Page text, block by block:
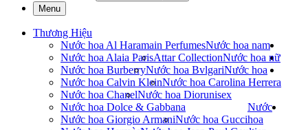
Menu
Thương Hiệu
Nước hoa Al Haramain Perfumes
Nước hoa Alaia ParisAttar Collection
Nước hoa BurberryNước hoa Bvlgari
Nước hoa Calvin KleinNước hoa Carolina Herrera
Nước hoa ChanelNước hoa Dior
Nước hoa Dolce & Gabbana
Nước hoa Giorgio ArmaniNước hoa Gucci
Nước hoa nam
Nước hoa nữ
Nước hoa
unisex
Nước
hoa